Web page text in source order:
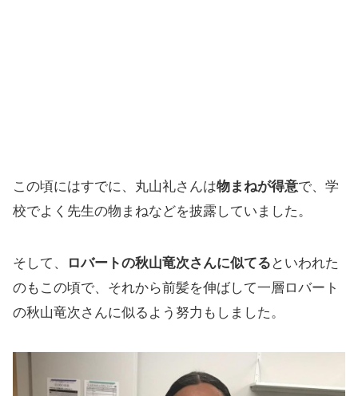
この頃にはすでに、丸山礼さんは物まねが得意で、学
校でよく先生の物まねなどを披露していました。
そして、 ロバートの秋山竜次さんに似てる といわれた
のもこの頃で、それから前髪を伸ばして一層ロバート
の秋山竜次さんに似るよう努力もしました。